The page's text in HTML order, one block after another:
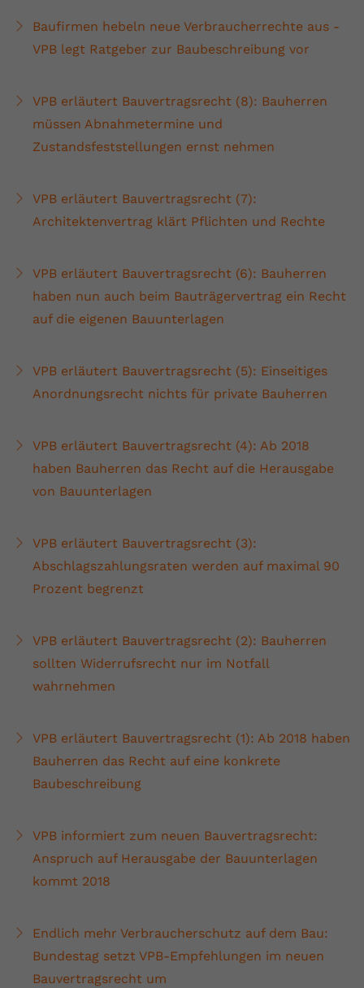
Baufirmen hebeln neue Verbraucherrechte aus -
VPB legt Ratgeber zur Baubeschreibung vor
VPB erläutert Bauvertragsrecht (8): Bauherren
müssen Abnahmetermine und
Zustandsfeststellungen ernst nehmen
VPB erläutert Bauvertragsrecht (7):
Architektenvertrag klärt Pflichten und Rechte
VPB erläutert Bauvertragsrecht (6): Bauherren
haben nun auch beim Bauträgervertrag ein Recht
auf die eigenen Bauunterlagen
VPB erläutert Bauvertragsrecht (5): Einseitiges
Anordnungsrecht nichts für private Bauherren
VPB erläutert Bauvertragsrecht (4): Ab 2018
haben Bauherren das Recht auf die Herausgabe
von Bauunterlagen
VPB erläutert Bauvertragsrecht (3):
Abschlagszahlungsraten werden auf maximal 90
Prozent begrenzt
VPB erläutert Bauvertragsrecht (2): Bauherren
sollten Widerrufsrecht nur im Notfall
wahrnehmen
VPB erläutert Bauvertragsrecht (1): Ab 2018 haben
Bauherren das Recht auf eine konkrete
Baubeschreibung
VPB informiert zum neuen Bauvertragsrecht:
Anspruch auf Herausgabe der Bauunterlagen
kommt 2018
Endlich mehr Verbraucherschutz auf dem Bau:
Bundestag setzt VPB-Empfehlungen im neuen
Bauvertragsrecht um